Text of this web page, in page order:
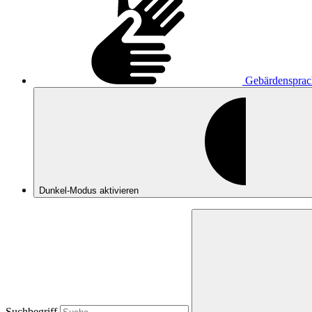
Dunkel-Modus aktivieren